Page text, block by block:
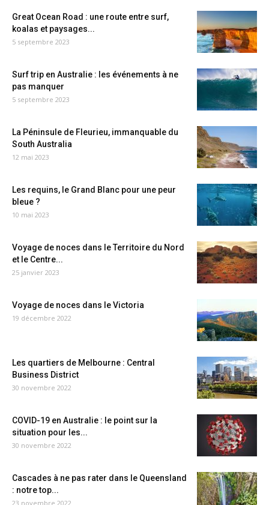
Great Ocean Road : une route entre surf,
koalas et paysages...
5 septembre 2023
Surf trip en Australie : les événements à ne
pas manquer
5 septembre 2023
La Péninsule de Fleurieu, immanquable du
South Australia
12 mai 2023
Les requins, le Grand Blanc pour une peur
bleue ?
10 mai 2023
Voyage de noces dans le Territoire du Nord
et le Centre...
25 janvier 2023
Voyage de noces dans le Victoria
19 décembre 2022
Les quartiers de Melbourne : Central
Business District
30 novembre 2022
COVID-19 en Australie : le point sur la
situation pour les...
30 novembre 2022
Cascades à ne pas rater dans le Queensland
: notre top...
23 novembre 2022